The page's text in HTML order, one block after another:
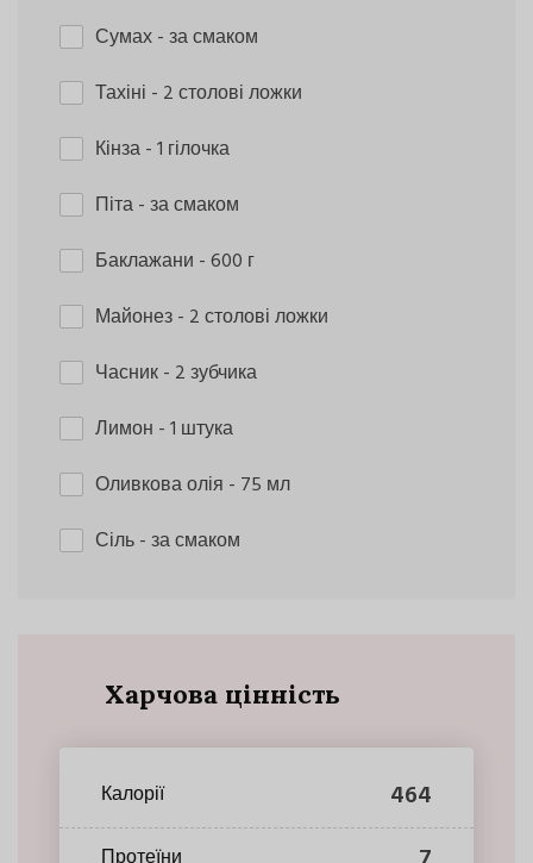
Сумах- за смаком
Тахіні - 2 столові ложки
Кінза- 1 гілочка
Піта- за смаком
Баклажани - 600 г
Майонез- 2 столові ложки
Часник- 2 зубчика
Лимон - 1 штука
Оливкова олія - 75 мл
Сіль- за смаком
Харчова цінність
Калорії 464